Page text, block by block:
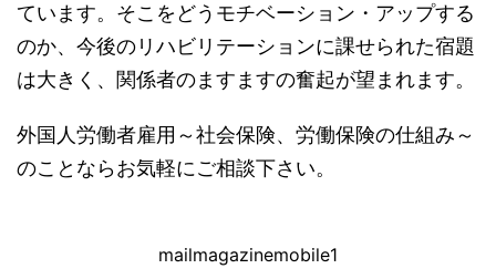
ています。そこをどうモチベーション・アップする
のか、今後のリハビリテーションに課せられた宿題
は大きく、関係者のますますの奮起が望まれます。
外国人労働者雇用～社会保険、労働保険の仕組み～
のことならお気軽にご相談下さい。
mailmagazinemobile1